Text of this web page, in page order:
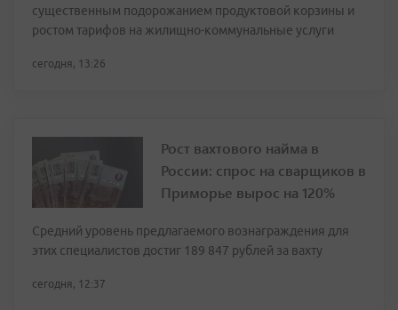
существенным подорожанием продуктовой корзины и
ростом тарифов на жилищно-коммунальные услуги
сегодня, 13:26
Рост вахтового найма в
России: спрос на сварщиков в
Приморье вырос на 120%
Средний уровень предлагаемого вознаграждения для
этих специалистов достиг 189 847 рублей за вахту
сегодня, 12:37